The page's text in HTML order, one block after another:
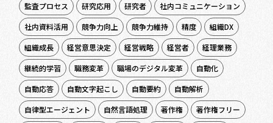
監査プロセス
研究応用 研究者
社内コミュニケーション
社内資料活用
競争力向上 競争力維持 精度
組織DX
組織成長
経営意思決定 経営戦略 経営者
経理業務
継続的学習
職務変革 職場のデジタル変革
自動化
自動応答
自動文字起こし 自動要約
自動解析
自律型エージェント
自然言語処理 著作権
著作権フリー